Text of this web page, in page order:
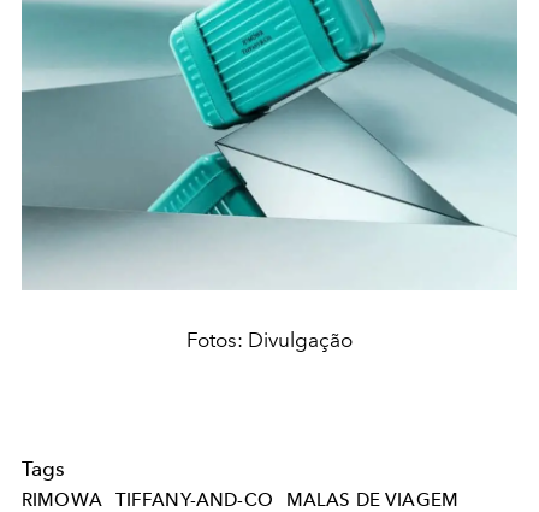
Fotos: Divulgação
Tags
RIMOWA TIFFANY-AND-CO MALAS DE VIAGEM